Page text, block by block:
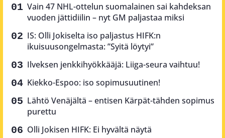
Vain 47 NHL-ottelun suomalainen sai kahdeksan
vuoden jättidiilin – nyt GM paljastaa miksi
IS: Olli Jokiselta iso paljastus HIFK:n
ikuisuusongelmasta: ”Syitä löytyi”
Ilveksen jenkkihyökkääjä: Liiga-seura vaihtuu!
Kiekko-Espoo: iso sopimusuutinen!
Lähtö Venäjältä – entisen Kärpät-tähden sopimus
purettu
Olli Jokisen HIFK: Ei hyvältä näytä